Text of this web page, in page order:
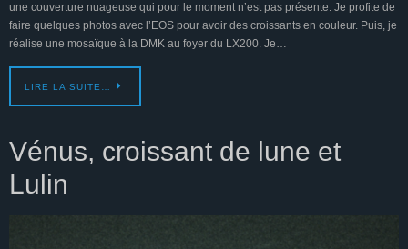
une couverture nuageuse qui pour le moment n’est pas présente. Je profite de
faire quelques photos avec l’EOS pour avoir des croissants en couleur. Puis, je
réalise une mosaïque à la DMK au foyer du LX200. Je…
LIRE LA SUITE…
Vénus, croissant de lune et
Lulin